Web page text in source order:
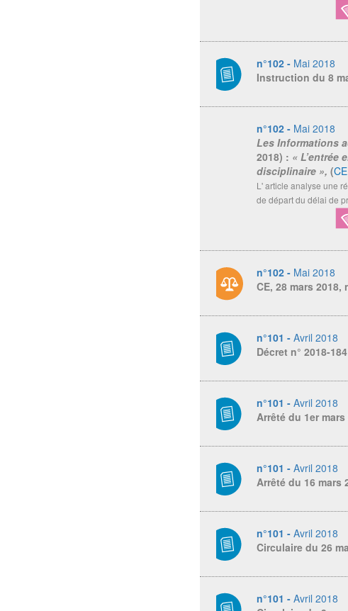
n°102 - Mai 2018
Instruction du 8
n°102 - Mai 2018
Les Informations
2018) : « L’entrée
disciplinaire », (
L' article analyse une
de départ du délai de
n°102 - Mai 2018
CE, 28 mars 2018,
n°101 - Avril 2018
Décret n° 2018-
n°101 - Avril 2018
Arrêté du 1er mars
n°101 - Avril 2018
Arrêté du 16 mars
n°101 - Avril 2018
Circulaire du 26
n°101 - Avril 2018